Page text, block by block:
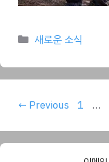
Categories
새로운 소식
← Previous Page
1 …